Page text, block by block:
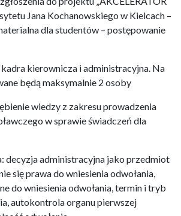
Jana Kochanowskiego w Kielcach –
dla studentów – postępowanie
kierownicza i administracyjna. Na
będą maksymalnie 2 osoby
wiedzy z zakresu prowadzenia
w sprawie świadczeń dla
decyzja administracyjna jako przedmiot
się prawa do wniesienia odwołania,
do wniesienia odwołania, termin i tryb
autokontrola organu pierwszej